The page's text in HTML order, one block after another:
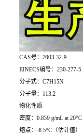
CAS号：7003-32-9
EINECS编号：230-277-5
分子式：C7H15N
分子量：113.2
物化性质
密度：0.859 g/mL at 20°C
熔点：-8.5°C（估计值）